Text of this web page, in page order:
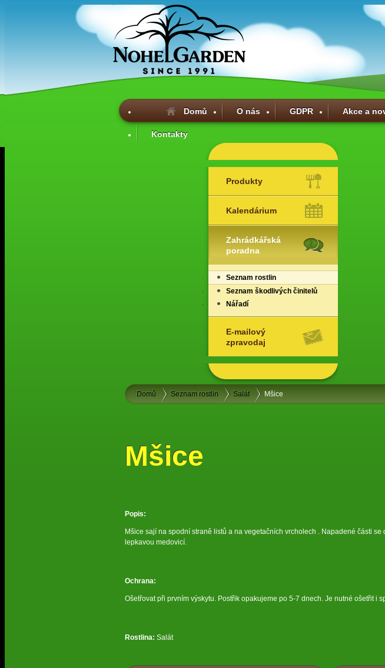
Domů O nás GDPR Akce a
Kontakty
Produkty
Kalendárium
Zahrádkářská
poradna
Seznam rostlin
Seznam škodlivých činitelů
Nářadí
E-mailový
zpravodaj
Domů Seznam rostlin Salát Mšice
Mšice
Popis:
Mšice sají na spodní straně listů a na vegetačních vrcholech . Napadené části
lepkavou medovicí.
Ochrana:
Ošetřovat při prvním výskytu. Postřik opakujeme po 5-7 dnech. Je nutné ošetřit i
Rostlina: Salát